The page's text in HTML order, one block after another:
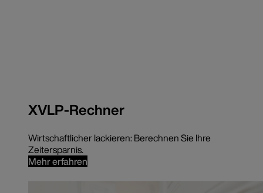
XVLP-Rechner
Wirtschaftlicher lackieren: Berechnen Sie Ihre
Zeitersparnis.
Mehr erfahren